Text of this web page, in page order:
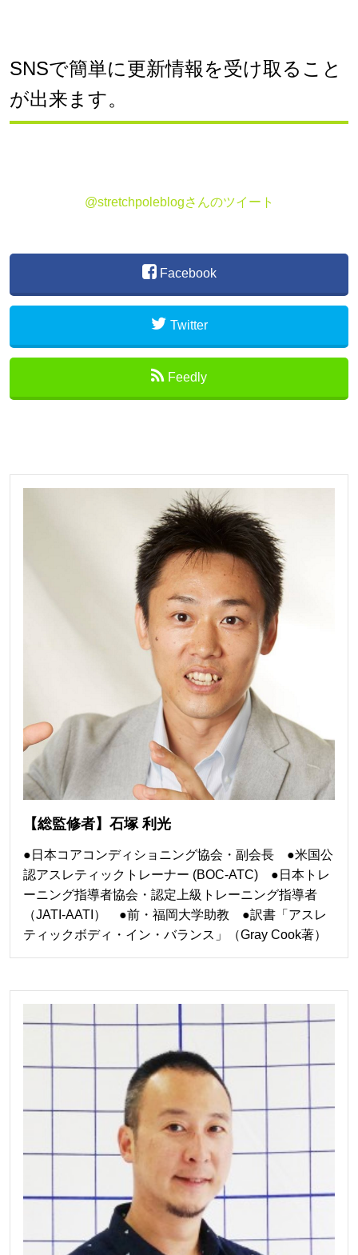
SNSで簡単に更新情報を受け取ること
が出来ます。
@stretchpoleblogさんのツイート
Facebook
Twitter
Feedly
【総監修者】石塚 利光
●日本コアコンディショニング協会・副会長 ●米国公
認アスレティックトレーナー (BOC-ATC) ●日本トレ
ーニング指導者協会・認定上級トレーニング指導者
（JATI-AATI） ●前・福岡大学助教 ●訳書「アスレ
ティックボディ・イン・バランス」（Gray Cook著）